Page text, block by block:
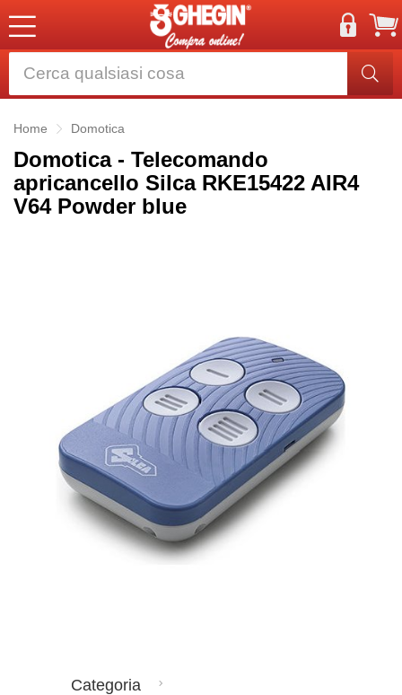
Home Domotica
Domotica - Telecomando
apricancello Silca RKE15422 AIR4
V64 Powder blue
Categoria